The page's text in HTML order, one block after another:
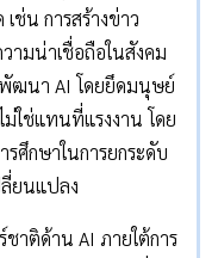
ช่น การสร้างข่าว
มน่าเชื่อถือในสังคม
พัฒนา AI โดยยึดมนุษย์
ใช่แทนที่แรงงาน โดย
ศึกษาในการยกระดับ
ยนแปลง
าติด้าน AI ภายใต้การ